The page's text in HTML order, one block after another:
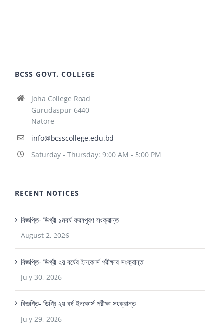
BCSS GOVT. COLLEGE
Joha College Road
Gurudaspur 6440
Natore
info@bcsscollege.edu.bd
Saturday - Thursday: 9:00 AM - 5:00 PM
RECENT NOTICES
বিজ্ঞপ্তি- ডিগ্রী ১মবর্ষ ফরমপূরণ সংক্রান্ত
August 2, 2026
বিজ্ঞপ্তি- ডিগ্রী ২য় বর্ষের ইনকোর্স পরীক্ষার সংক্রান্ত
July 30, 2026
বিজ্ঞপ্তি- ডিগ্রি ২য় বর্ষ ইনকোর্স পরীক্ষা সংক্রান্ত
July 29, 2026